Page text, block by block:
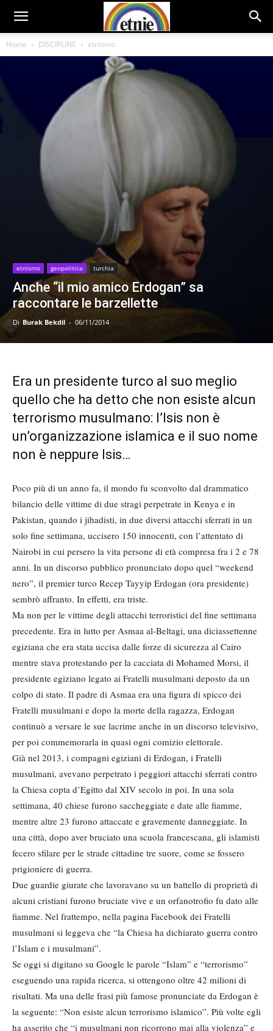
Home DISCIPLINE etnismo
etnismo geopolitica turchia
Anche “il mio amico Erdogan” sa
raccontare le barzellette
Di Burak Bekdil - 06/11/2014
Era un presidente turco al suo meglio
quello che ha detto che non esiste alcun
terrorismo musulmano: l’Isis non è
un’organizzazione islamica e il suo nome
non è neppure Isis…
Poco più di un anno fa, il mondo fu sconvolto dal drammatico
bilancio delle vittime di due stragi perpetrate in Kenya e in
Pakistan, quando i jihadisti, in due diversi attacchi sferrati in un
solo fine settimana, uccisero 150 innocenti, con l’attentato di
Nairobi in cui persero la vita persone di età compresa fra i 2 e 78
anni. In un discorso pubblico pronunciato dopo quel “weekend
nero”, il premier turco Recep Tayyip Erdogan (ora presidente)
sembrò affranto. In effetti, era triste.
Ma non per le vittime degli attacchi terroristici del fine settimana
precedente. Era in lutto per Asmaa al-Beltagi, una diciassettenne
egiziana che era stata uccisa dalle forze di sicurezza al Cairo
mentre stava protestando per la cacciata di Mohamed Morsi, il
presidente egiziano legato ai Fratelli musulmani deposto da un
colpo di stato. Il padre di Asmaa era una figura di spicco dei
Fratelli musulmani e dopo la morte della ragazza, Erdogan
continuò a versare le sue lacrime anche in un discorso televisivo,
per poi commemorarla in quasi ogni comizio elettorale.
Già nel 2013, i compagni egiziani di Erdogan, i Fratelli
musulmani, avevano perpetrato i peggiori attacchi sferrati contro
la Chiesa copta d’Egitto dal XIV secolo in poi. In una sola
settimana, 40 chiese furono saccheggiate e date alle fiamme,
mentre altre 23 furono attaccate e gravemente danneggiate. In
una città, dopo aver bruciato una scuola francescana, gli islamisti
fecero sfilare per le strade cittadine tre suore, come se fossero
prigioniere di guerra.
Due guardie giurate che lavoravano su un battello di proprietà di
alcuni cristiani furono bruciate vive e un orfanotrofio fu dato alle
fiamme. Nel frattempo, nella pagina Facebook dei Fratelli
musulmani si leggeva che “la Chiesa ha dichiarato guerra contro
l’Islam e i musulmani”.
Se oggi si digitano su Google le parole “Islam” e “terrorismo”
eseguendo una rapida ricerca, si ottengono oltre 42 milioni di
risultati. Ma una delle frasi più famose pronunciate da Erdogan è
la seguente: “Non esiste alcun terrorismo islamico”. Più volte egli
ha asserito che “i musulmani non ricorrono mai alla violenza” e